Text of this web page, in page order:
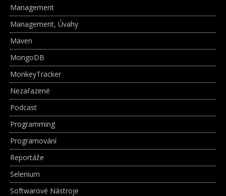
Management
Management, Úvahy
Maven
MongoDB
MonkeyTracker
Nezařazené
Podcast
Programming
Programování
Reportáže
Selenium
Softwarové Nástroje